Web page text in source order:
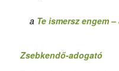
a Te ismersz engem
Zsebkendő-adogató